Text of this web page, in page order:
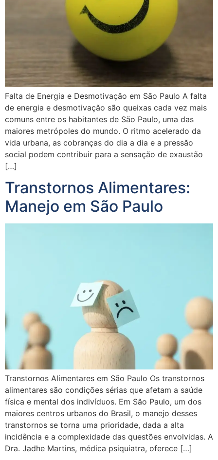
Falta de Energia e Desmotivação em São Paulo A falta
de energia e desmotivação são queixas cada vez mais
comuns entre os habitantes de São Paulo, uma das
maiores metrópoles do mundo. O ritmo acelerado da
vida urbana, as cobranças do dia a dia e a pressão
social podem contribuir para a sensação de exaustão
[…]
Transtornos Alimentares:
Manejo em São Paulo
Transtornos Alimentares em São Paulo Os transtornos
alimentares são condições sérias que afetam a saúde
física e mental dos indivíduos. Em São Paulo, um dos
maiores centros urbanos do Brasil, o manejo desses
transtornos se torna uma prioridade, dada a alta
incidência e a complexidade das questões envolvidas. A
Dra. Jadhe Martins, médica psiquiatra, oferece […]